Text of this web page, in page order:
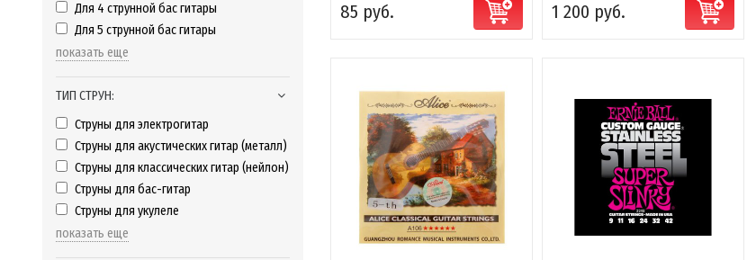
Для 4 струнной бас гитары
Для 5 струнной бас гитары
показать еще
ТИП СТРУН:
Струны для электрогитар
Струны для акустических гитар (металл)
Струны для классических гитар (нейлон)
Струны для бас-гитар
Струны для укулеле
показать еще
85 руб. 1 200 руб.